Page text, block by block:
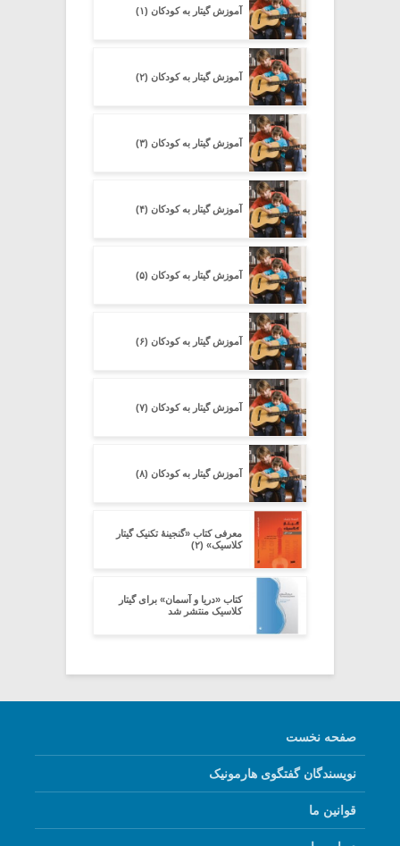
آموزش گیتار به کودکان (۱)
آموزش گیتار به کودکان (۲)
آموزش گیتار به کودکان (۳)
آموزش گیتار به کودکان (۴)
آموزش گیتار به کودکان (۵)
آموزش گیتار به کودکان (۶)
آموزش گیتار به کودکان (۷)
آموزش گیتار به کودکان (۸)
معرفی کتاب «گنجینۀ تکنیک گیتار
کلاسیک» (۲)
کتاب «دریا و آسمان» برای گیتار
کلاسیک منتشر شد
صفحه نخست
نویسندگان گفتگوی هارمونیک
قوانین ما